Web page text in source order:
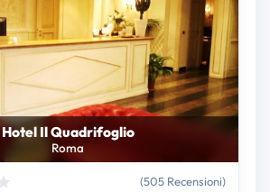
Hotel Il Quadrifoglio
Roma
(505 Recensioni)